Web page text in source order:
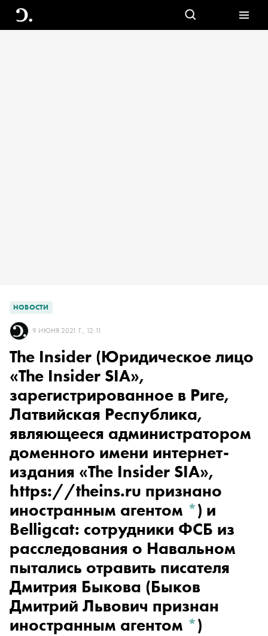
НОВОСТИ
9 ИЮНЯ 2021 Г., 12:11
The Insider (Юридическое лицо
«The Insider SIA»,
зарегистрированное в Риге,
Латвийская Республика,
являющееся администратором
доменного имени интернет-
издания «The Insider SIA»,
https://theins.ru признано
иностранным агентом *) и
Belligcat: сотрудники ФСБ из
расследования о Навальном
пытались отравить писателя
Дмитрия Быкова (Быков
Дмитрий Львович признан
иностранным агентом *)